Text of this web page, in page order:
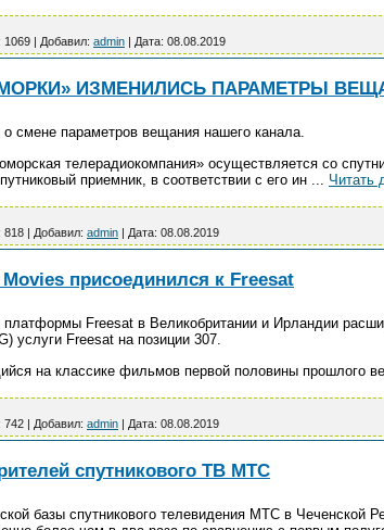
1069 | Добавил: admin | Дата: 08.08.2019
ИЗМЕНИЛИСЬ ПАРАМЕТРЫ
смене параметров вещания нашего канала.
телерадиокомпания» осуществляется со
приемник, в соответствии с его ин ... Читать
818 | Добавил: admin | Дата: 08.08.2019
присоединился к Freesat
платформы Freesat в Великобритании и Ирландии
услуги Freesat на позиции 307.
на классике фильмов первой половины прошлого
742 | Добавил: admin | Дата: 08.08.2019
спутникового ТВ МТС
базы спутникового телевидения МТС в Чеченской